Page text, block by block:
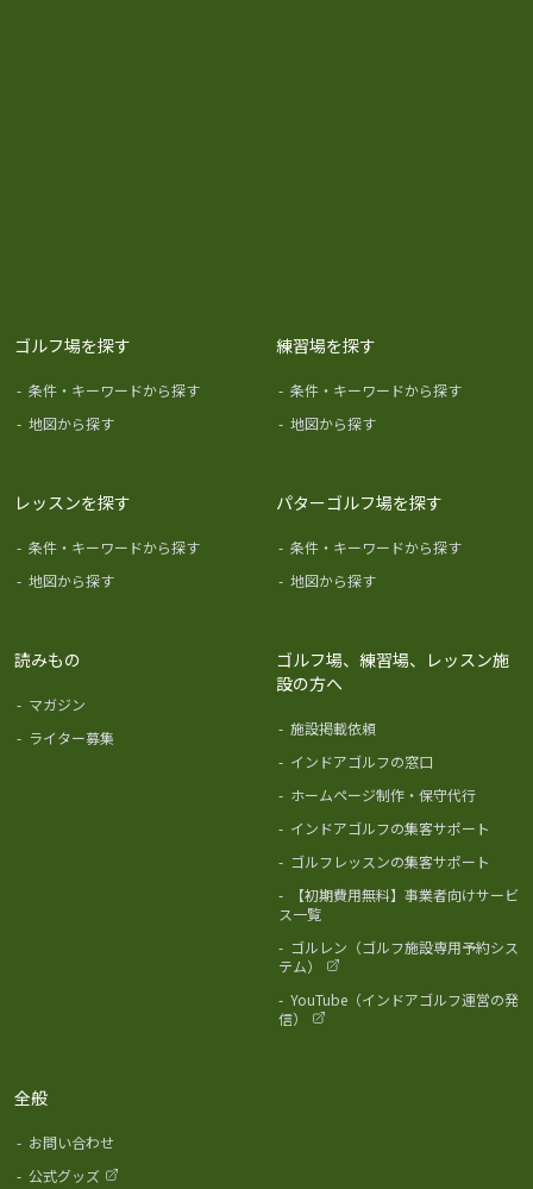
ゴルフ場を探す
- 条件・キーワードから探す
- 地図から探す
練習場を探す
- 条件・キーワードから探す
- 地図から探す
レッスンを探す
- 条件・キーワードから探す
- 地図から探す
パターゴルフ場を探す
- 条件・キーワードから探す
- 地図から探す
読みもの
- マガジン
- ライター募集
ゴルフ場、練習場、レッスン施
設の方へ
- 施設掲載依頼
- インドアゴルフの窓口
- ホームページ制作・保守代行
- インドアゴルフの集客サポート
- ゴルフレッスンの集客サポート
-
【初期費用無料】事業者向けサービ
ス一覧
- ゴルレン（ゴルフ施設専用予約シス
テム）
- YouTube（インドアゴルフ運営の発
信）
全般
- お問い合わせ
- 公式グッズ